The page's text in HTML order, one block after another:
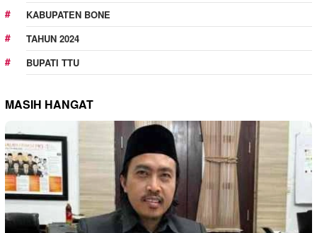
KABUPATEN BONE
TAHUN 2024
BUPATI TTU
MASIH HANGAT